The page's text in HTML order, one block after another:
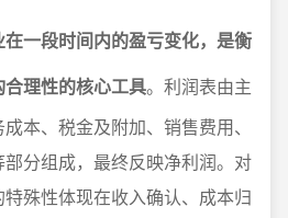
一段时间内的盈亏变化，是衡
理性的核心工具。利润表由主
本、税金及附加、销售费用、
分组成，最终反映净利润。对
殊性体现在收入确认、成本归